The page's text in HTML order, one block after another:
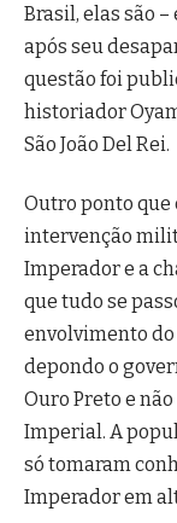
Brasil, elas são
após seu
questão foi
historiador
São João Del Rei.
Outro ponto que
intervenção
Imperador e a
que tudo se
envolvimento do
depondo o
Ouro Preto e
Imperial. A
só tomaram
Imperador em